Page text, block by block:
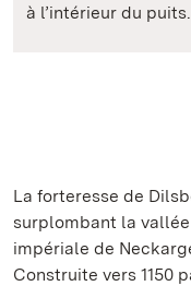
à l’intérieur du puits.
La forteresse de
surplombant la
impériale de
Construite vers 1150